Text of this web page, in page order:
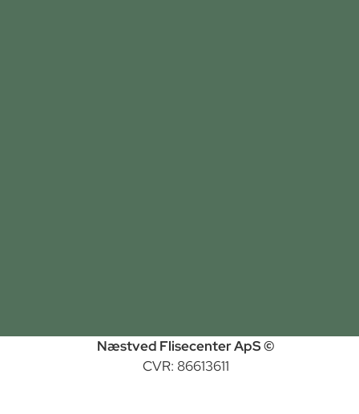
Næstved Flisecenter ApS ©
CVR: 86613611